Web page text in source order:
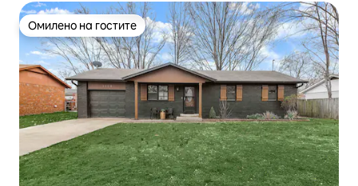
Омилено на гостите
Омилено на гостите